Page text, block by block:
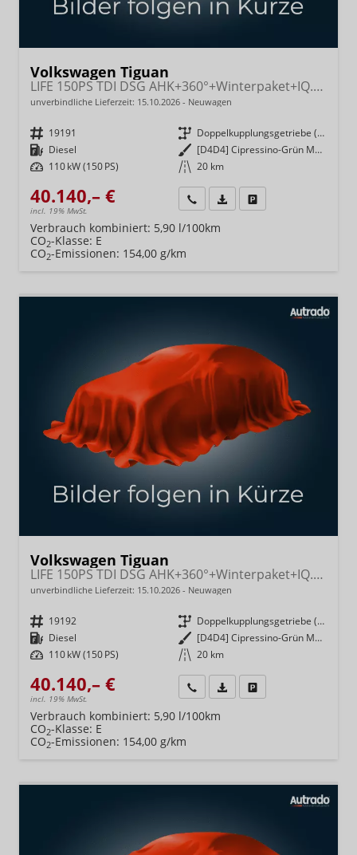
Volkswagen Tiguan
LIFE 150PS TDI DSG AHK+360°+Winterpaket+IQ.Drive+Alarm+ACC+App-Connect
unverbindliche Lieferzeit: 15.10.2026 Neuwagen
Fahrzeugnr. 19191 Getriebe
Doppelkupplungsgetriebe (DSG)
Kraftstoff Diesel Außenfarbe
[D4D4] Cipressino-Grün Metallic
Leistung 110 kW (150 PS) Kilometerstand 20 km
40.140,– €
incl. 19% MwSt.
Wir rufen Sie anFahrzeugexposé (PDF)
Verbrauch kombiniert: 5,90 l/100km
CO2-Klasse: E
CO2-Emissionen: 154,00 g/km
Volkswagen Tiguan
LIFE 150PS TDI DSG AHK+360°+Winterpaket+IQ.Drive+Alarm+ACC+App-Connect
unverbindliche Lieferzeit: 15.10.2026 Neuwagen
Fahrzeugnr. 19192 Getriebe
Doppelkupplungsgetriebe (DSG)
Kraftstoff Diesel Außenfarbe
[D4D4] Cipressino-Grün Metallic
Leistung 110 kW (150 PS) Kilometerstand 20 km
40.140,– €
incl. 19% MwSt.
Wir rufen Sie anFahrzeugexposé (PDF)
Verbrauch kombiniert: 5,90 l/100km
CO2-Klasse: E
CO2-Emissionen: 154,00 g/km